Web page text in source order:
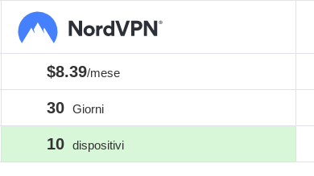
$8.39/mese
30 Giorni
10 dispositivi